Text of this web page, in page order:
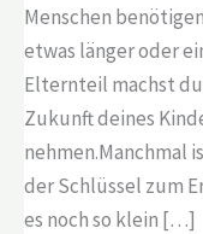
Menschen
etwas länger oder
Elternteil machst
Zukunft deines
nehmen.Manchmal
der Schlüssel zum
es noch so klein […]